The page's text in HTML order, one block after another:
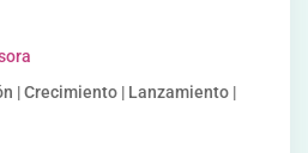
| Crecimiento | Lanzamiento |